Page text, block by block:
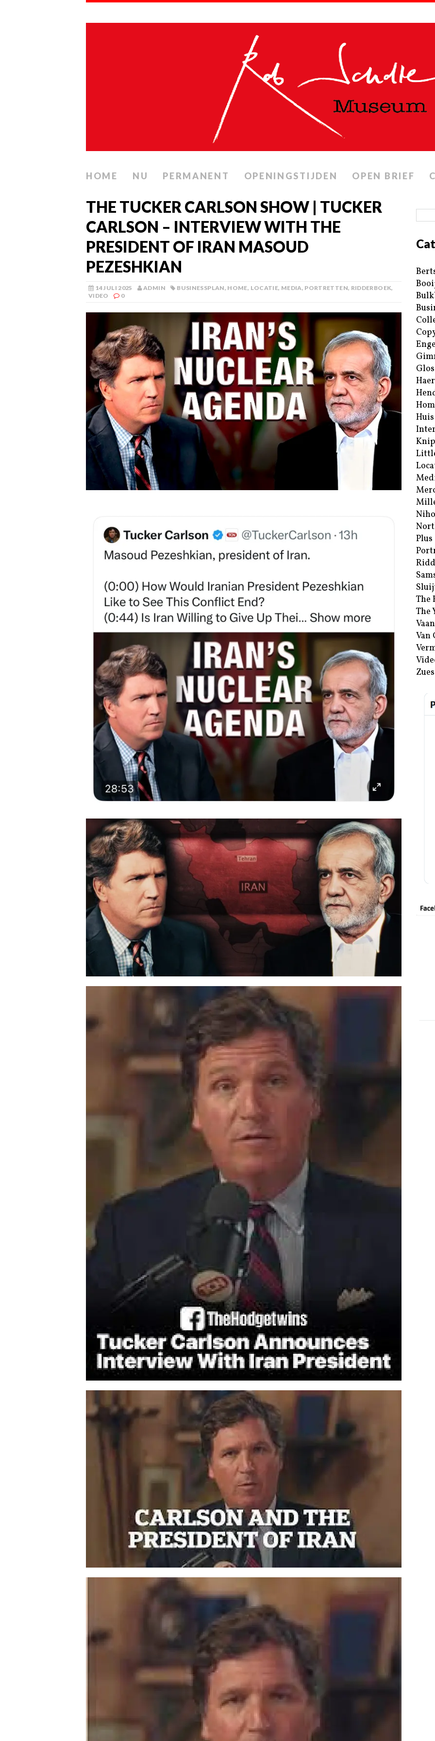
HOME NU PERMANENT OPENINGSTIJDEN OPEN BRIEF
THE TUCKER CARLSON SHOW | TUCKER
CARLSON – INTERVIEW WITH THE
PRESIDENT OF IRAN MASOUD
PEZESHKIAN
14 JULI 2025 ADMIN BUSINESSPLAN, HOME, LOCATIE, MEDIA, PORTRETTEN, RIDDERBOEK,
VIDEO
0
Plus
The
The
Van